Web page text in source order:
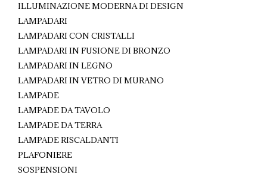
ILLUMINAZIONE MODERNA DI DESIGN
LAMPADARI
LAMPADARI CON CRISTALLI
LAMPADARI IN FUSIONE DI BRONZO
LAMPADARI IN LEGNO
LAMPADARI IN VETRO DI MURANO
LAMPADE
LAMPADE DA TAVOLO
LAMPADE DA TERRA
LAMPADE RISCALDANTI
PLAFONIERE
SOSPENSIONI